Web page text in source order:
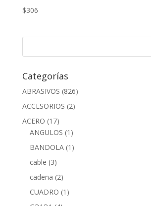
$306
Categorías
ABRASIVOS (826)
ACCESORIOS (2)
ACERO (17)
ANGULOS (1)
BANDOLA (1)
cable (3)
cadena (2)
CUADRO (1)